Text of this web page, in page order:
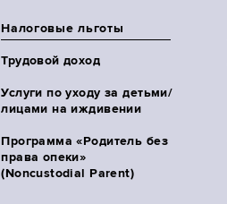
Налоговые льготы
Трудовой доход
Услуги по уходу за детьми/
лицами на иждивении
Программа «Родитель без
права опеки»
(Noncustodial Parent)